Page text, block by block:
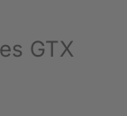
GTX